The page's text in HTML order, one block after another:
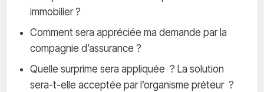
immobilier ?
Comment sera appréciée ma demande par la
compagnie d’assurance ?
Quelle surprime sera appliquée ? La solution
sera-t-elle acceptée par l’organisme préteur ?